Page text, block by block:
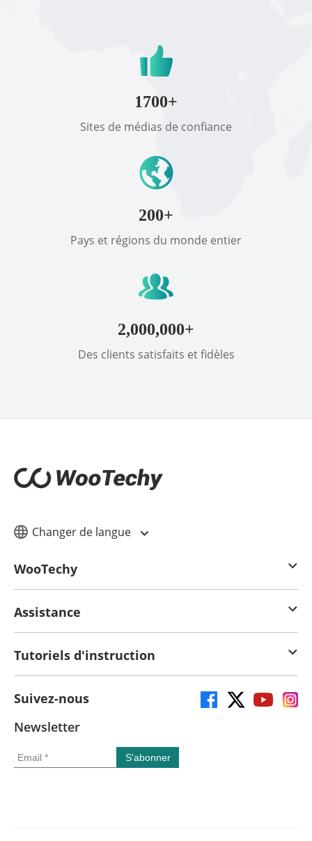
1700+
Sites de médias de confiance
200+
Pays et régions du monde entier
2,000,000+
Des clients satisfaits et fidèles
Changer de langue
WooTechy
Assistance
Tutoriels d'instruction
Suivez-nous
Newsletter